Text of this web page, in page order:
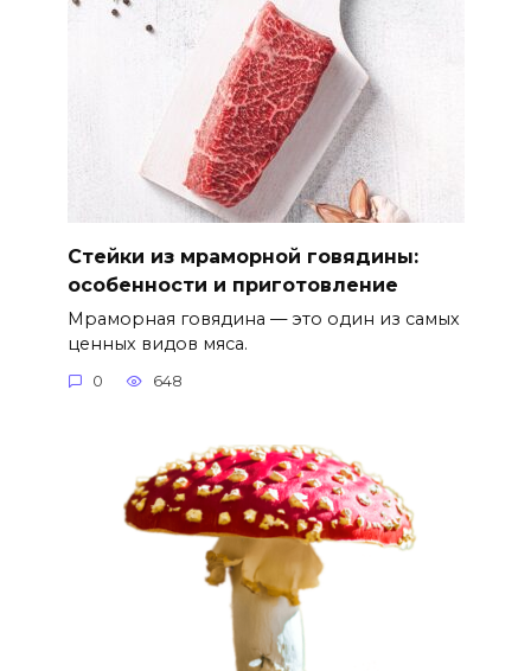
Стейки из мраморной говядины:
особенности и приготовление
Мраморная говядина — это один из самых
ценных видов мяса.
0 648